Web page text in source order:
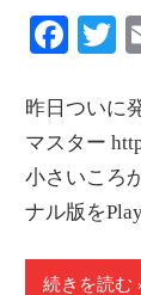
昨日ついに
マスター
小さいころ
ナル版を
続きを読む